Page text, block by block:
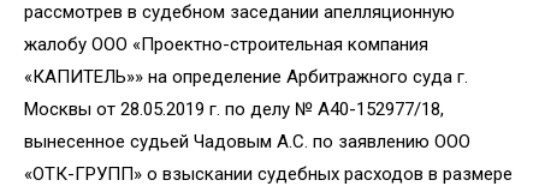
рассмотрев в судебном заседании апелляционную
жалобу ООО «Проектно-строительная компания
«КАПИТЕЛЬ»» на определение Арбитражного суда г.
Москвы от 28.05.2019 г. по делу № А40-152977/18,
вынесенное судьей Чадовым А.С. по заявлению ООО
«ОТК-ГРУПП» о взыскании судебных расходов в размере